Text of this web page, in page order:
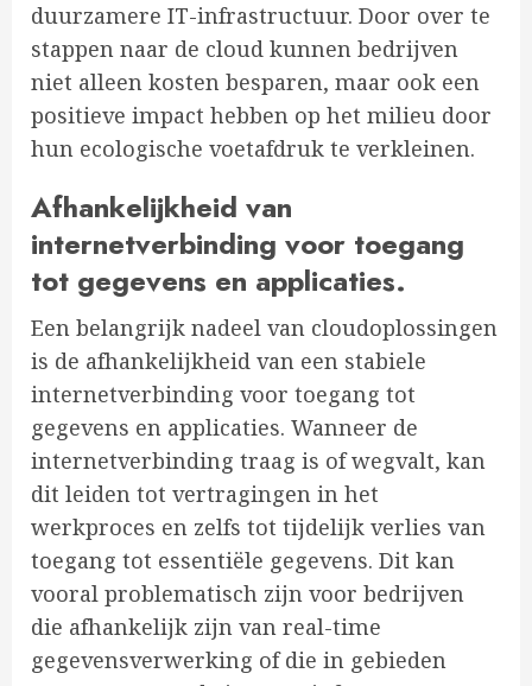
duurzamere IT-infrastructuur. Door over te
stappen naar de cloud kunnen bedrijven
niet alleen kosten besparen, maar ook een
positieve impact hebben op het milieu door
hun ecologische voetafdruk te verkleinen.
Afhankelijkheid van
internetverbinding voor toegang
tot gegevens en applicaties.
Een belangrijk nadeel van cloudoplossingen
is de afhankelijkheid van een stabiele
internetverbinding voor toegang tot
gegevens en applicaties. Wanneer de
internetverbinding traag is of wegvalt, kan
dit leiden tot vertragingen in het
werkproces en zelfs tot tijdelijk verlies van
toegang tot essentiële gegevens. Dit kan
vooral problematisch zijn voor bedrijven
die afhankelijk zijn van real-time
gegevensverwerking of die in gebieden